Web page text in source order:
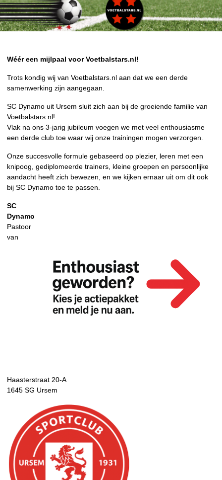
Wéér een mijlpaal voor Voetbalstars.nl!
Trots kondig wij van Voetbalstars.nl aan dat we een derde
samenwerking zijn aangegaan.
SC Dynamo uit Ursem sluit zich aan bij de groeiende familie van
Voetbalstars.nl!
Vlak na ons 3-jarig jubileum voegen we met veel enthousiasme
een derde club toe waar wij onze trainingen mogen verzorgen.
Onze succesvolle formule gebaseerd op plezier, leren met een
knipoog, gediplomeerde trainers, kleine groepen en persoonlijke
aandacht heeft zich bewezen, en we kijken ernaar uit om dit ook
bij SC Dynamo toe te passen.
SC
Dynamo
Pastoor
van
Haasterstraat 20-A
1645 SG Ursem